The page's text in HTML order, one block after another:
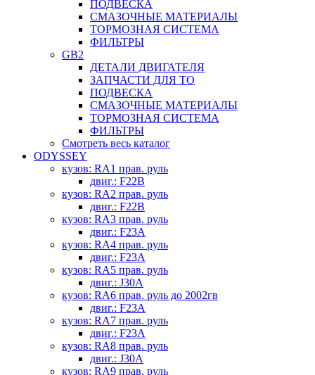
ПОДВЕСКА
СМАЗОЧНЫЕ МАТЕРИАЛЫ
ТОРМОЗНАЯ СИСТЕМА
ФИЛЬТРЫ
GB2
ДЕТАЛИ ДВИГАТЕЛЯ
ЗАПЧАСТИ ДЛЯ ТО
ПОДВЕСКА
СМАЗОЧНЫЕ МАТЕРИАЛЫ
ТОРМОЗНАЯ СИСТЕМА
ФИЛЬТРЫ
Смотреть весь каталог
ODYSSEY
кузов: RA1 прав. руль
двиг.: F22B
кузов: RA2 прав. руль
двиг.: F22B
кузов: RA3 прав. руль
двиг.: F23A
кузов: RA4 прав. руль
двиг.: F23A
кузов: RA5 прав. руль
двиг.: J30A
кузов: RA6 прав. руль до 2002гв
двиг.: F23A
кузов: RA7 прав. руль
двиг.: F23A
кузов: RA8 прав. руль
двиг.: J30A
кузов: RA9 прав. руль